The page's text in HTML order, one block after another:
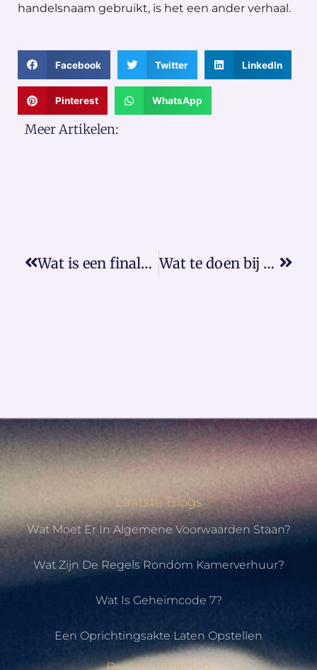
handelsnaam gebruikt, is het een ander verhaal.
Facebook Twitter LinkedIn
Pinterest WhatsApp
Meer Artikelen:
Wat is een finale kwijting? Wat te doen bij nalatigheid verhuurder?
Laatste Blogs
Wat Moet Er In Algemene Voorwaarden Staan?
Wat Zijn De Regels Rondom Kamerverhuur?
Wat Is Geheimcode 7?
Een Oprichtingsakte Laten Opstellen